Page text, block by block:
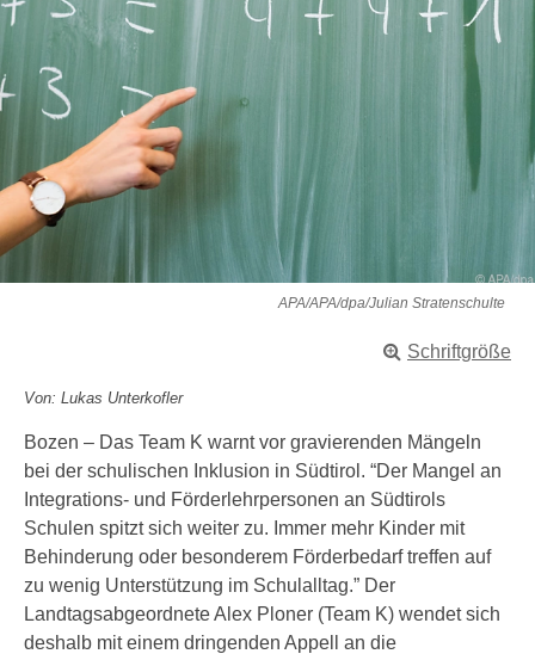
APA/APA/dpa/Julian Stratenschulte
Schriftgröße
Von: Lukas Unterkofler
Bozen – Das Team K warnt vor gravierenden Mängeln
bei der schulischen Inklusion in Südtirol. “Der Mangel an
Integrations- und Förderlehrpersonen an Südtirols
Schulen spitzt sich weiter zu. Immer mehr Kinder mit
Behinderung oder besonderem Förderbedarf treffen auf
zu wenig Unterstützung im Schulalltag.” Der
Landtagsabgeordnete Alex Ploner (Team K) wendet sich
deshalb mit einem dringenden Appell an die